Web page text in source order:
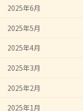
2025年6月
2025年5月
2025年4月
2025年3月
2025年2月
2025年1月